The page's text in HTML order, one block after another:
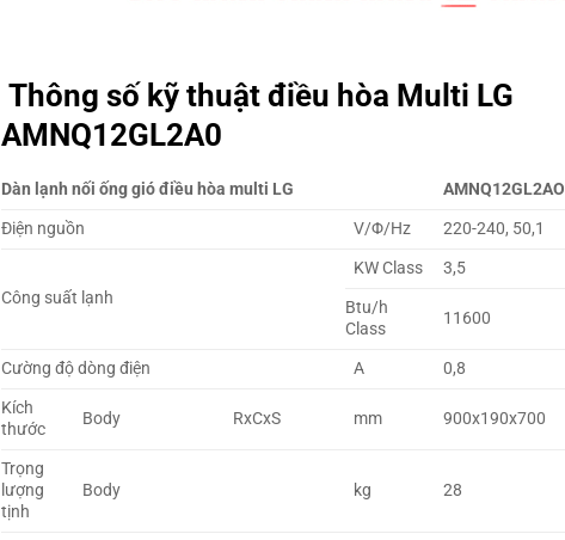
Thông số kỹ thuật điều hòa Multi LG
AMNQ12GL2A0
Dàn lạnh nối ống gió điều hòa multi LG
AMNQ12GL2AO
Điện nguồn
V/Φ/Hz 220-240, 50,1
Công suất lạnh
KW Class
3,5
Btu/h
Class
11600
Cường độ dòng điện A
0,8
Kích
thước
Body RxCxS mm 900x190x700
Trọng
lượng
tịnh
Body kg 28